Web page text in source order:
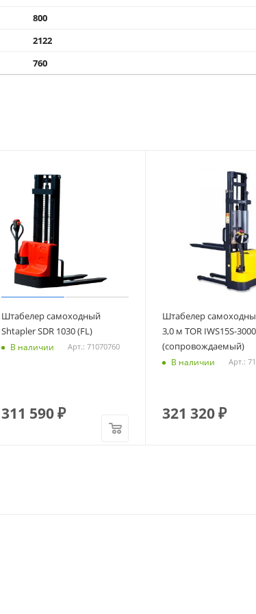
800
2122
760
Штабелер самоходный
Shtapler SDR 1030 (FL)
В наличии Арт.: 71070760
311 590₽
Штабелер
3,0 м TOR IWS15S-3000
(сопровождаемый)
В наличии Арт.:
321 320₽